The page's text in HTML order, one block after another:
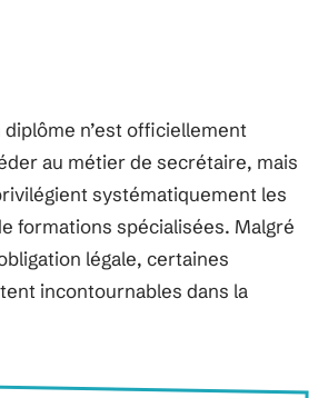
diplôme n’est officiellement
au métier de secrétaire, mais
systématiquement les
formations spécialisées. Malgré
légale, certaines
incontournables dans la